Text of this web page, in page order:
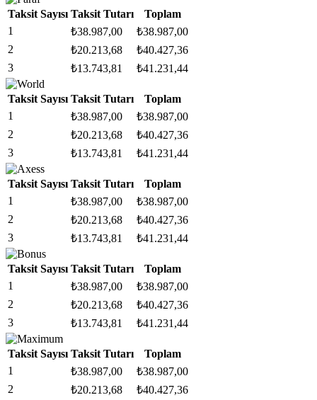
Taksit Sayısı Taksit Tutarı
Toplam
1
₺38.987,00 ₺38.987,00
2
₺20.213,68 ₺40.427,36
3
₺13.743,81 ₺41.231,44
Taksit Sayısı Taksit Tutarı
Toplam
1
₺38.987,00 ₺38.987,00
2
₺20.213,68 ₺40.427,36
3
₺13.743,81 ₺41.231,44
Taksit Sayısı Taksit Tutarı
Toplam
1
₺38.987,00 ₺38.987,00
2
₺20.213,68 ₺40.427,36
3
₺13.743,81 ₺41.231,44
Taksit Sayısı Taksit Tutarı
Toplam
1
₺38.987,00 ₺38.987,00
2
₺20.213,68 ₺40.427,36
3
₺13.743,81 ₺41.231,44
Taksit Sayısı Taksit Tutarı
Toplam
1
₺38.987,00 ₺38.987,00
2
₺20.213,68 ₺40.427,36